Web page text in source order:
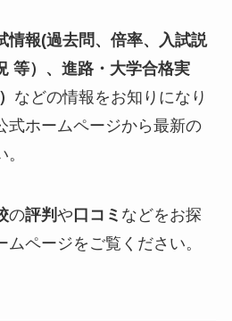
情報(過去問、倍率、入試説
等）、進路・大学合格実
などの情報をお知りになり
式ホームページから最新の
の評判 や口コミ などをお探
ムページをご覧ください。